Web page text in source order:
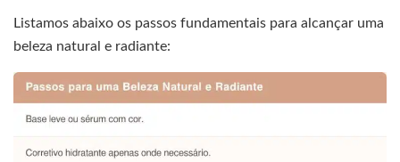
Listamos abaixo os passos fundamentais para alcançar uma
beleza natural e radiante: